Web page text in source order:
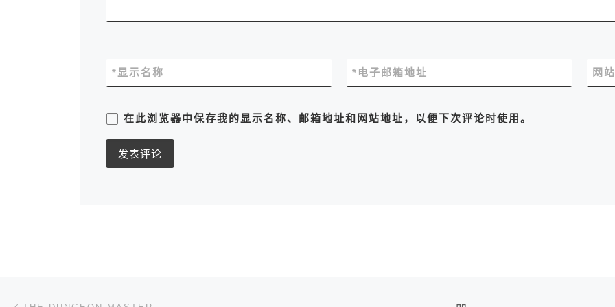
显示名称
* 电子邮箱地址
* 网
在此浏览器中保存我的显示名称、邮箱地址和网站地址，以便下次评论时使用。
文章导航